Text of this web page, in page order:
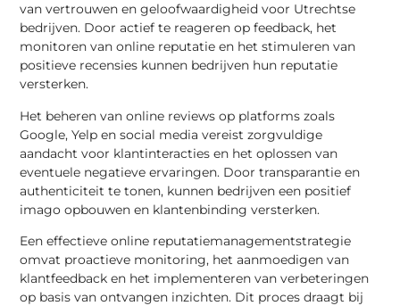
van vertrouwen en geloofwaardigheid voor Utrechtse
bedrijven. Door actief te reageren op feedback, het
monitoren van online reputatie en het stimuleren van
positieve recensies kunnen bedrijven hun reputatie
versterken.
Het beheren van online reviews op platforms zoals
Google, Yelp en social media vereist zorgvuldige
aandacht voor klantinteracties en het oplossen van
eventuele negatieve ervaringen. Door transparantie en
authenticiteit te tonen, kunnen bedrijven een positief
imago opbouwen en klantenbinding versterken.
Een effectieve online reputatiemanagementstrategie
omvat proactieve monitoring, het aanmoedigen van
klantfeedback en het implementeren van verbeteringen
op basis van ontvangen inzichten. Dit proces draagt bij